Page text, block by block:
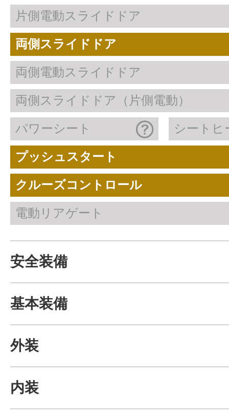
片側電動スライドドア
両側スライドドア
両側電動スライドドア
両側スライドドア（片側電動）
パワーシート シートヒ
プッシュスタート
クルーズコントロール
電動リアゲート
安全装備
基本装備
外装
内装